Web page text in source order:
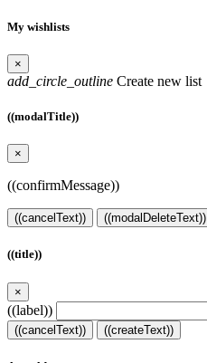
My wishlists
×
add_circle_outline Create new list
((modalTitle))
×
((confirmMessage))
((cancelText)) ((modalDeleteText))
((title))
×
((label))
((cancelText)) ((createText))